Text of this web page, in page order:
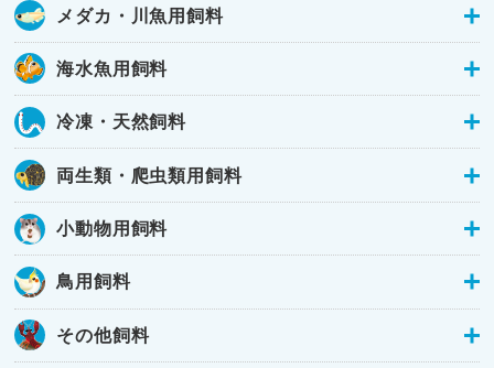
メダカ・川魚用飼料
海水魚用飼料
冷凍・天然飼料
両生類・爬虫類用飼料
小動物用飼料
鳥用飼料
その他飼料